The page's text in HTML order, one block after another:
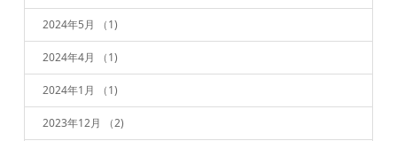
2024年5月 （1)
2024年4月 （1)
2024年1月 （1)
2023年12月 （2)